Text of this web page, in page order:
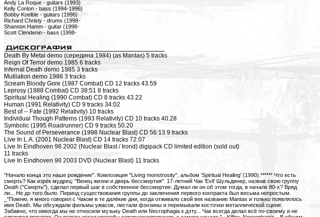
Andy La Roque - guitars (1993)
Kelly Conlon - bass (1994-1996)
Bobby Koelble - guitars (1996)
Richard Christy - drums (1998-
Shannon Hamm - guitar (1998-
Scott Clendenin - bass (1998-
Death By Metal demo (середина 1984) (as Mantas) 5 tracks
Reign Of Terror demo 1985 6 tracks
Infernal Death demo 1985 3 tracks
Mutilation demo 1986 3 tracks
Scream Bloody Gore (1987 Combat) CD 12 tracks 43.59
Leprosy (1988 Combat) CD 38:51 8 tracks
Spiritual Healing (1990 Combat) CD 8 tracks 43.22
Human (1991 Relativity) CD 9 tracks 34:02
Best of -- Fate (1992 Relativity) 10 tracks
Individual Though Patterns (1993 Relativity) CD 10 tracks 40.28
Symbolic (1995 Roadrunner) CD 9 tracks 50.20
The Sound of Perseverance (1998 Nuclear Blast) CD 56:13 9 tracks
Live In L.A. (2001 Nuclear Blast) CD 14 tracks 72.07
Live In Eindhoven 98 2002 (Nuclear Blast / Irond) digipack CD limited edition (sold out)
11 tracks
Live In Eindhoven 98 2003 DVD (Nuclear Blast) 11 tracks
"Начало конца это наше рождение". Композиция "Living monstrosity", альбом 'Spiritual Healing' (1990).****** Что есть смерть? Как изрёк мудрец: "Венец жизни и дверь бессмертия". 17-летний Чак 'Evil' Шульдинер, назвав свою группу Death ("Смерть"), сделал первый шаг в собственное бессмертие. Думал ли он об этом тогда, в начале 80-х? Вряд ли... Не до того было. Период существования группы до заключения первого контракта был весьма непростым. _"Помню, я много говорил с Чаком в те далёкие дни, когда отживало свой век название Mantas и только появлялось имя Death. Мы обсуждали фильмы ужасов, листали фэнзины и перемывали косточки металлической сцене. Забавно, что никогда мы не относили музыку Death или Necrophagia к дэту... Чак всегда делал всё по-своему и не следовал трендам. Он всегда искал способы совершенствования, с самого начала." - Killjoy, Necrophagia _ В общем-то первый состав, чуть позже пророчески переименованный в Death, появился на андеграундной сцене под названием Mantas летом 1984 года. Это была демо запись 'Death By Metal'. Первое демо под вывеской Death в октябре того же года - 'Reign Of Terror' записали в подсобке музыкального магазина, имея в качестве бюджета 80 баксов из собственного кармана. Затем по рукам почтенной публики принялись циркулировать многочисленные варианты репетиционных и концертных записей. Фэны по цепочке знакомили друг друга с будущей классикой - "Open Casket", "Aggressor", "Mutilation"... Только спустя год, 9 марта 1985 года, была сделана относительно качественная запись 3-х композиций для рассылки на лейблы. Демо 'Infernal Death' стало последней работой состава группы. _Первый раз я услышал Death на концертной записи, сделанной в Тампе, Флорида. Я даже запомнил дату - 31/12/84. В то время я играл в своей первой группе, Warhammer. Death были из тех групп, что заставляли тебя играть быстро; их риффы повлиял на меня, и не только на меня, на тысячи других - это точно. Даже теперь, когда я пишу песню для Napalm, я часто говорю себе 'а теперь самое время вставить рифф в стиле Death'." - Shane Embury, Napalm Death _ Чак пытался подобрать других музыкантов, но ничего не вышло - он остался в одиночестве. Затем переехал в Сан-Франциско и снова организовал группу Death. Этот состав прожил не больше прежнего - 12 месяцев. После этого Чак отказался от идеи собственной группы и решил попытать счастья в других - поиграл немного в "суперскоростной" команде Эрика Брехта из DRI, а потом поехал в Торонто, чтобы записать там в составе Slaughter дебютный альбом 'Strappado'. Но быстро понял, что плясать под чужую дудку не сможет. Апрель 1986 года принёс человечеству демо 'Mutilation' в третий раз возрождённой группы Death! Благодаря этой записи они получили свой первый мультиальбомный контракт... _"Death установили стандарты для всего, что было потом. Вот послушайте демо 'Mutilation', оно и сейчас звучит так зло и извращенно, будто это и не было сделано в 1986 году. Талант Чака неоспорим: убойный гитарист, изобретательный, уникальный. Я встречал этого великого человека только несколько раз, но он всегда говорил о музыке и жизни так страстно и искренне." - Lee Dorrian, Cathedral _ Хотя первый альбом был записан почти сразу же, лейбл задержал его выпуск ровно на год, и всё это время по андеграунду циркулировали записи с его оригинальным вариантом. Так что к выходу диска в мае 1987 года группу не просто знали - у Death была сформирована целая армия верных поклонников, с нетерпением ожидавшая дебюта. Благодаря демо, репетиционным записям и многочисленным концертам они сделали себе имя ещё до заключения контракта и появления дебютного альбома. Ни у кого не было сомнения в том, что речь идёт об уникальном музыкальном явлении... _"Я видел Death несколько раз ещё совсем ребенком и не мог тогда ещё до конца понять, насколько они велики. Это преступление перед здравым смыслом, когда уходит такой человек, но наследие его будет жить в десятках тысяч групп, вдохновленных его музыкой, по всему свету. Пусть звучит музыка и да здравствует Death во веки веков. Спасибо, Чак и... до встречи!" - Casey Chaos, Amen _ Нужно ли говорить здесь о значении последовавших альбомов? Если вы держите в руках этот буклет и читаете эти строки, то вы, должно быть, один из тех людей для которых музыка Death того периода буквально изменила всю жизнь! Мало того, группа из Флориды дала имя целому направлению металла - дэт. Зомбирующий неистовым саундом 'Scream Bloody Gore' (1987), контагиозно-чугунный 'Leprosy' (1988) и доведённый до технического и музыкального безумия 'Spiritual Healing' (1990) оставили тяжёлый след в душах тысяч слушателей. Группа была в центре внимания прессы, показывала великолепные результаты продаж и неизбежно попала в водоворот большого бизнеса. В декабре 1990 года Чак не смог по состоянию здоровья поехать на гастроли в Европу и хотел отменить тур. Остальные сделали это без него, чем смертельно ранили гордого Чака. В результате судебных разборок он подтвердил права на название Death и набрал абсолютно новый состав. Так группа Death была уничтожена и возрождена - в четвёртый раз! И был записан великолепный альбом 'Human' (1991), на котором новые люди ( в т.ч из групп Cynic и Sadus) довели музыкальную технику до немыслимых высот. _"Группа Death была самой первой металлической группой, которую я услышал. Первым приобретённым альбомом стал 'Leprosy', а до этого я слышал запись 'Scream Bloody Gore'. Я всегда восхищался голосом Чака и, полагаю, пытался позже его копировать. Должен сказать, что группа Death олицетворяет собой весь дэт. А позже эта группа стала самой передовой в области прогрессивного дэта!"- Mikael Akerfeldt, Opeth _ Выпуск 'Individual Thought Patterns' (1993) совпал со всплеском сплетен вокруг персоны Шульдинера. Некоторые средства массовой информации рисовали его как крайне эгоистичного и капризного типа, забывая о том, что имеют дело с гением... В это время начался спад интереса к стилю, начались финансовые проблемы и разногласия с выпускающим лейблом. Чак же идёт своим путём и говорит в интервью журналу Terrorizer в октябре 1993 года: "Я безгранично верю в эту музыку и в металл вообще и хочу, чтобы они жили. Есть только один путь сделать это - более творческий подход к стилю вообще." На 'Individual Thought Patterns' и последовавшем в 1995 году альбоме 'Symbolic' он продемонстрировал этот творческий подход, создав столь сложные, прогрессивные композиции, что не всякий понимал их "с ходу", после первого прослушивания. _"Чак был и остаётся одним из самых авторитетных вокалистов для меня. Его голос сподвинул меня на то, что я делал в составе Grave и сейчас, в The Project Hate. Нам (Grave) повезло сыграть несколько шоу с Death в 1995 году. Мы все напились и начали играть на пустых пивных бутылках. Немного порепетировали "Infernal Death", ворвались в гримёрку Death и сыграли это для изрядно окосевшего Чака, ха-ха-ха... Никогда не забуду как он ржал, ха-ха-ха... Упокойся же теперь с миром, Чак и спасибо за всё!" - Jorgen Sandstrom, Entombed _ Затем целых три года фэны довольствовались лишь слухами и редкими концертами. После разочарований и расставаний со всеми предыдущими лейблами жизнь Death продолжилась благодаря немецкой фирме Nuclear Blast . Контракт был заключён в мае 1998 года. Последний студийный альбом группы - 'The Sound Of Perseverance' был издан 24 августа. На летних фестивалях 1998 года (в том числе на фестивале Dynamo в Эйндховене) дебютировал абсолютно новый, последний на сегодняшний день состав группы. Это гитарист Шэннон Хэмм, басист Скотт Кленденин и ударник Ричард Кристи. Представленный концертный альбом как раз и содержит записи этих, теперь уже исторических, выступлений. _"Чак - гуру дэта! Death это неиссякаемый источник моего вдохновения. И его уникальные музыкальные способности, и его мы будем вспоминать с тоской. Всегда - до самой смерти..." - Blasphemer, Mayhem _ В 1999 году, после окончания записи первого диска своего сайд-проекта Control Denied, Чака Шульдинера стали беспокоить странные ощущения в области шеи... После недель лечения у всяческих костоправов и хиропрактиков ему было сделано рентгенологическое обследование. Результат ошеломил всех - рак головного мозга_ В тридцать с небольшим лет... Стиснув зубы, Чаку приходится оставить все дела - отменить записи и гастроли, и заняться собственным лечением. Операция была признана врачами нецелесообразной, да и денег на нёе не было (требовалось около 100.000 долларов). Но после того, как новость облетела все веб-сайты, радиостанции, газеты и была озвучена в эфире MTV, на семью Шульдинеров по телефону и по почте обрушился поток предложений финансовой и прочей помощи. В нескольких странах были учреждены специальные фонды. Никто не остался равнодушным_ Деньги были найдены, и ещё до истечения января 2000 года Чак был прооперирован. _"Чак и я пережили много волшебных моментов вместе; этот весёлый хаос при создании 'Individual..' и 'Symbolic'; все эти турне, все эти слёзы... Знаете, ему всегда было неудобно, когда его называли 'крёстным отцом дэта', он обычно отвечал: 'я просто играю металл, чёрт возьми'. Но вклад его в металл очевиден. Мы потеряли вожака, но вспомним сейчас о его матери, для которой он просто сын, о сестре для которой он просто брат, и о племяннице, для которой он был любимым дядей. Давайте вспомним добрым словом и их, как вспоминаем Чака, нашего брата по металлу." - Gene Hoglan, ex-Death _ Однако через год следует рецидив болезни и ему становится совсем плохо. К этому времени семья Шульдинеров потратила на его лечение 200.000 долларов! Компания по сбору пожертвований раскручивается вновь. Источниками средств становится аукцион, организованный в интеренете, многочисленные благотворительные концерты. За два года было проведено 22 мероприятия, в которых приняли участие более 130 групп в десяти различных странах! Не остался в стороне и лейбл Nuclear Blast. Был выпуще